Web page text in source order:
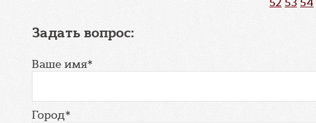
Задать вопрос:
Ваше имя*
Город*